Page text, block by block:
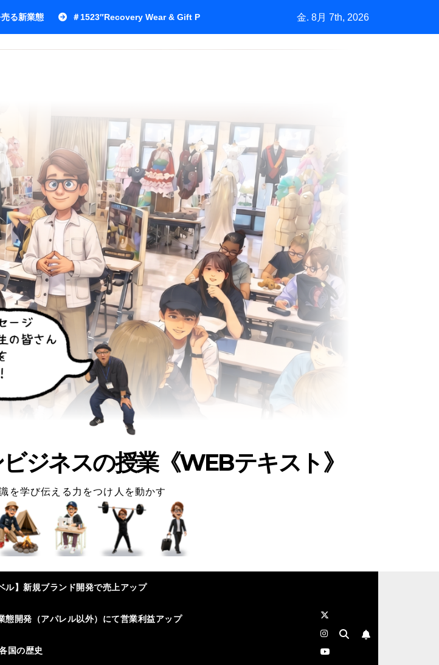
る新業態 ＃1523″Recovery Wear & Gift Purchasing”How Marketing Grows a Market by
金. 8月 7th, 2026
ジネスの授業《WEBテキスト》
を学び伝える力をつけ人を動かす
ル】新規ブランド開発で売上アップ
態開発（アパレル以外）にて営業利益アップ
国の歴史